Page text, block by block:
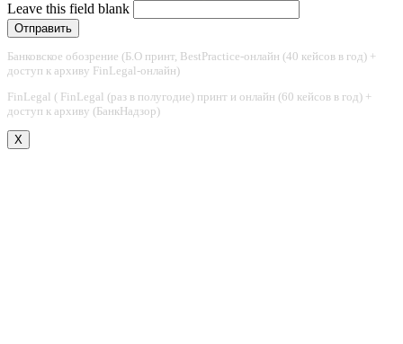
Leave this field blank
Банковское обозрение (Б.О принт, BestPractice-онлайн (40 кейсов в год) +
доступ к архиву FinLegal-онлайн)
FinLegal ( FinLegal (раз в полугодие) принт и онлайн (60 кейсов в год) +
доступ к архиву (БанкНадзор)
X